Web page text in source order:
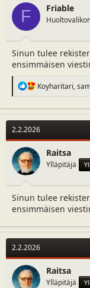
n
s
:
F Friable
Sinun tulee
ensimmäisen
R
e
c
t
i
o
n
s
:
Koyharitari,
2.2.2026
Raitsa
Ylläpitäjä
Sinun tulee
ensimmäisen
2.2.2026
Raitsa
Ylläpitäjä